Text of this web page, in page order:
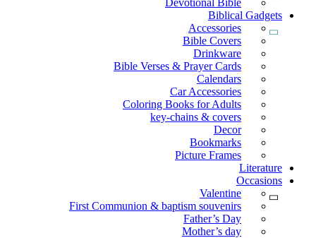
Devotional Bible
Biblical Gadgets
Accessories
Bible Covers
Drinkware
Bible Verses & Prayer Cards
Calendars
Car Accessories
Coloring Books for Adults
key-chains & covers
Decor
Bookmarks
Picture Frames
Literature
Occasions
Valentine
First Communion & baptism souvenirs
Father’s Day
Mother’s day